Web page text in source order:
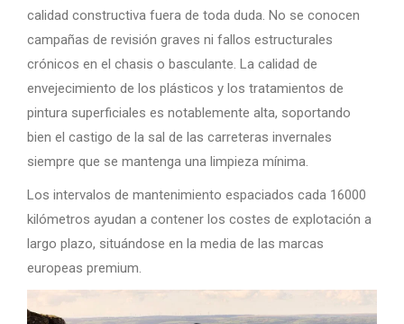
calidad constructiva fuera de toda duda. No se conocen
campañas de revisión graves ni fallos estructurales
crónicos en el chasis o basculante. La calidad de
envejecimiento de los plásticos y los tratamientos de
pintura superficiales es notablemente alta, soportando
bien el castigo de la sal de las carreteras invernales
siempre que se mantenga una limpieza mínima.
Los intervalos de mantenimiento espaciados cada 16000
kilómetros ayudan a contener los costes de explotación a
largo plazo, situándose en la media de las marcas
europeas premium.